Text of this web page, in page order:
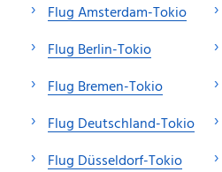
Flug Amsterdam-Tokio
Flug Berlin-Tokio
Flug Bremen-Tokio
Flug Deutschland-Tokio
Flug Düsseldorf-Tokio